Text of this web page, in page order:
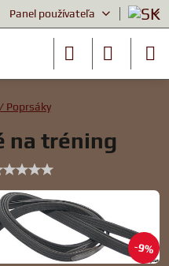
Panel používateľa
9%
Poprsáky
na tréning